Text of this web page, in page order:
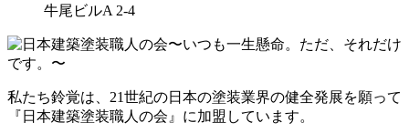
牛尾ビルA 2-4
私たち鈴覚は、21世紀の日本の塗装業界の健全発展を願って
『日本建築塗装職人の会』に加盟しています。